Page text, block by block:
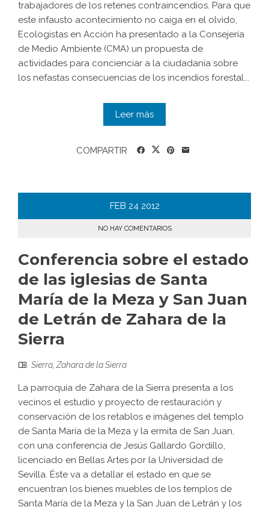
trabajadores de los retenes contraincendios. Para que
este infausto acontecimiento no caiga en el olvido,
Ecologistas en Acción ha presentado a la Consejería
de Medio Ambiente (CMA) un propuesta de
actividades para concienciar a la ciudadanía sobre
los nefastas consecuencias de los incendios forestal...
Leer más
COMPARTIR
FEB 24 2012
NO HAY COMENTARIOS
Conferencia sobre el estado
de las iglesias de Santa
María de la Meza y San Juan
de Letrán de Zahara de la
Sierra
Sierra,Zahara de la Sierra
La parroquia de Zahara de la Sierra presenta a los
vecinos el estudio y proyecto de restauración y
conservación de los retablos e imágenes del templo
de Santa María de la Meza y la ermita de San Juan,
con una conferencia de Jesús Gallardo Gordillo,
licenciado en Bellas Artes por la Universidad de
Sevilla. Éste va a detallar el estado en que se
encuentran los bienes muebles de los templos de
Santa María de la Meza y la San Juan de Letrán y los